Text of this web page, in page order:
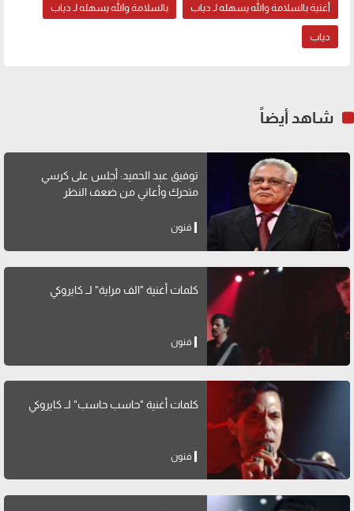
أغنية بالسلامة والله يسهله لـ دياب بالسلامة والله يسهله لـ دياب
دياب
شاهد أيضاً
توفيق عبد الحميد: أجلس على كرسي
متحرك وأعاني من ضعف النظر
فنون
كلمات أغنية "الف مراية" لــ كايروكي
فنون
كلمات أغنية "حاسب حاسب" لــ كايروكي
فنون